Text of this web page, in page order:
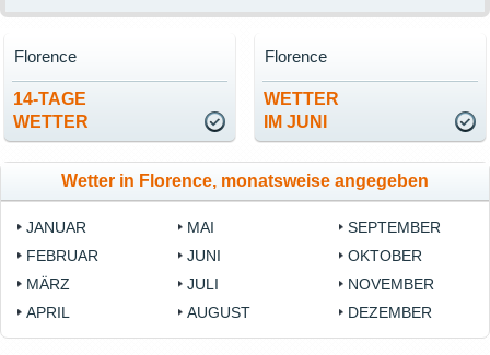
14-TAGE
WETTER
Florence
WETTER
IM JUNI
Florence
Wetter in Florence, monatsweise angegeben
JANUAR
FEBRUAR
MÄRZ
APRIL
MAI
JUNI
JULI
AUGUST
SEPTEMBER
OKTOBER
NOVEMBER
DEZEMBER